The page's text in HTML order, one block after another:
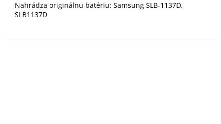
Nahrádza originálnu batériu: Samsung SLB-1137D,
SLB1137D